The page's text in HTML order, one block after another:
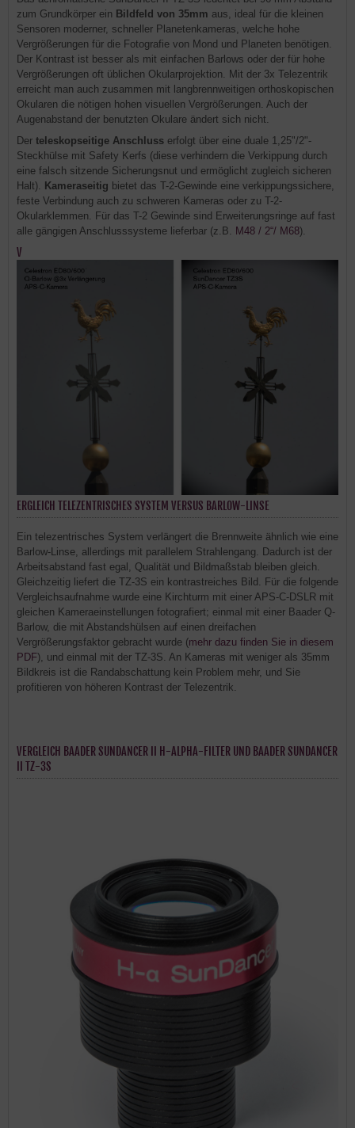
zum Grundkörper ein Bildfeld von 35mm aus, ideal für die kleinen
Sensoren moderner, schneller Planetenkameras, welche hohe
Vergrößerungen für die Fotografie von Mond und Planeten benötigen.
Der Kontrast ist besser als mit einfachen Barlows oder der für hohe
Vergrößerungen oft üblichen Okularprojektion. Mit der 3x Telezentrik
erreicht man auch zusammen mit langbrennweitigen orthoskopischen
Okularen die nötigen hohen visuellen Vergrößerungen. Auch der
Augenabstand der benutzten Okulare ändert sich nicht.
Der teleskopseitige Anschluss erfolgt über eine duale 1,25"/2"-
Steckhülse mit Safety Kerfs (diese verhindern die Verkippung durch
eine falsch sitzende Sicherungsnut und ermöglicht zugleich sicheren
Halt). Kameraseitig bietet das T-2-Gewinde eine verkippungssichere,
feste Verbindung auch zu schweren Kameras oder zu T-2-
Okularklemmen. Für das T-2 Gewinde sind Erweiterungsringe auf fast
alle gängigen Anschlusssysteme lieferbar (z.B. M48 / 2“/ M68).
V
ERGLEICH TELEZENTRISCHES SYSTEM VERSUS BARLOW-LINSE
Ein telezentrisches System verlängert die Brennweite ähnlich wie eine
Barlow-Linse, allerdings mit parallelem Strahlengang. Dadurch ist der
Arbeitsabstand fast egal, Qualität und Bildmaßstab bleiben gleich.
Gleichzeitig liefert die TZ-3S ein kontrastreiches Bild. Für die folgende
Vergleichsaufnahme wurde eine Kirchturm mit einer APS-C-DSLR mit
gleichen Kameraeinstellungen fotografiert; einmal mit einer Baader Q-
Barlow, die mit Abstandshülsen auf einen dreifachen
Vergrößerungsfaktor gebracht wurde (mehr dazu finden Sie in diesem
PDF), und einmal mit der TZ-3S. An Kameras mit weniger als 35mm
Bildkreis ist die Randabschattung kein Problem mehr, und Sie
profitieren von höheren Kontrast der Telezentrik.
VERGLEICH BAADER SUNDANCER II H-ALPHA-FILTER UND BAADER SUNDANCER
II TZ-3S